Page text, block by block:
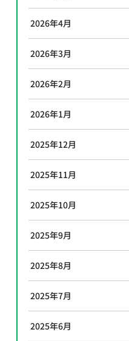
2026年4月
2026年3月
2026年2月
2026年1月
2025年12月
2025年11月
2025年10月
2025年9月
2025年8月
2025年7月
2025年6月